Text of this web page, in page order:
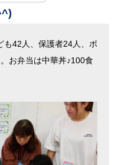
も42人、保護者24人、ボ
お弁当は中華丼♪100食